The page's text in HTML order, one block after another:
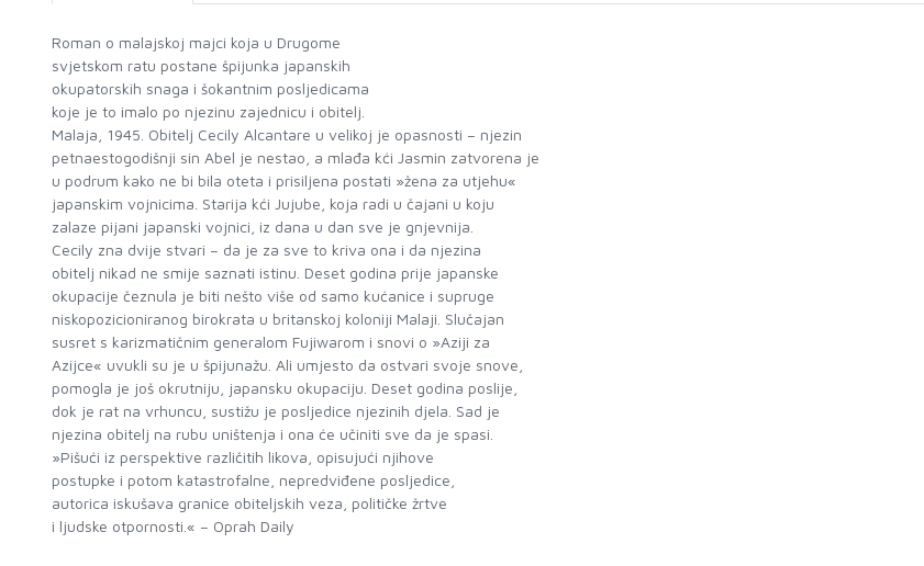
Roman o malajskoj majci koja u Drugome
svjetskom ratu postane špijunka japanskih
okupatorskih snaga i šokantnim posljedicama
koje je to imalo po njezinu zajednicu i obitelj.
Malaja, 1945. Obitelj Cecily Alcantare u velikoj je opasnosti – njezin
petnaestogodišnji sin Abel je nestao, a mlađa kći Jasmin zatvorena je
u podrum kako ne bi bila oteta i prisiljena postati »žena za utjehu«
japanskim vojnicima. Starija kći Jujube, koja radi u čajani u koju
zalaze pijani japanski vojnici, iz dana u dan sve je gnjevnija.
Cecily zna dvije stvari – da je za sve to kriva ona i da njezina
obitelj nikad ne smije saznati istinu. Deset godina prije japanske
okupacije čeznula je biti nešto više od samo kućanice i supruge
niskopozicioniranog birokrata u britanskoj koloniji Malaji. Slučajan
susret s karizmatičnim generalom Fujiwarom i snovi o »Aziji za
Azijce« uvukli su je u špijunažu. Ali umjesto da ostvari svoje snove,
pomogla je još okrutniju, japansku okupaciju. Deset godina poslije,
dok je rat na vrhuncu, sustižu je posljedice njezinih djela. Sad je
njezina obitelj na rubu uništenja i ona će učiniti sve da je spasi.
»Pišući iz perspektive različitih likova, opisujući njihove
postupke i potom katastrofalne, nepredviđene posljedice,
autorica iskušava granice obiteljskih veza, političke žrtve
i ljudske otpornosti.« – Oprah Daily